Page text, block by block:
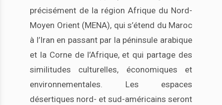
précisément de la région Afrique du Nord-
Moyen Orient (MENA), qui s’étend du Maroc
à l’Iran en passant par la péninsule arabique
et la Corne de l’Afrique, et qui partage des
similitudes culturelles, économiques et
environnementales. Les espaces
désertiques nord- et sud-américains seront